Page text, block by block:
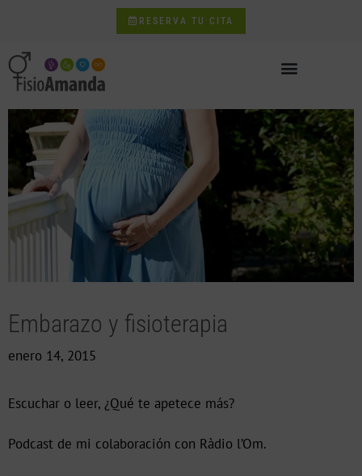
RESERVA TU CITA
Embarazo y fisioterapia
enero 14, 2015
Escuchar o leer, ¿Qué te apetece más?
Podcast de mi colaboración con Ràdio l’Om.